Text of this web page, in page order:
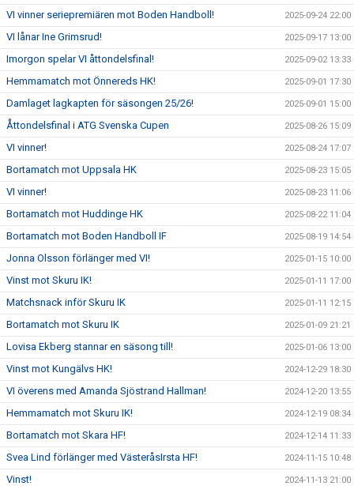
VI vinner seriepremiären mot Boden Handboll! 2025-09-24 22:00
VI lånar Ine Grimsrud! 2025-09-17 13:00
Imorgon spelar VI åttondelsfinal! 2025-09-02 13:33
Hemmamatch mot Önnereds HK! 2025-09-01 17:30
Damlaget lagkapten för säsongen 25/26! 2025-09-01 15:00
Åttondelsfinal i ATG Svenska Cupen 2025-08-26 15:09
VI vinner! 2025-08-24 17:07
Bortamatch mot Uppsala HK 2025-08-23 15:05
VI vinner! 2025-08-23 11:06
Bortamatch mot Huddinge HK 2025-08-22 11:04
Bortamatch mot Boden Handboll IF 2025-08-19 14:54
Jonna Olsson förlänger med VI! 2025-01-15 10:00
Vinst mot Skuru IK! 2025-01-11 17:00
Matchsnack inför Skuru IK 2025-01-11 12:15
Bortamatch mot Skuru IK 2025-01-09 21:21
Lovisa Ekberg stannar en säsong till! 2025-01-06 13:00
Vinst mot Kungälvs HK! 2024-12-29 18:30
VI överens med Amanda Sjöstrand Hallman! 2024-12-20 13:55
Hemmamatch mot Skuru IK! 2024-12-19 08:34
Bortamatch mot Skara HF! 2024-12-14 11:33
Svea Lind förlänger med VästeråsIrsta HF! 2024-11-15 10:48
Vinst! 2024-11-13 21:00